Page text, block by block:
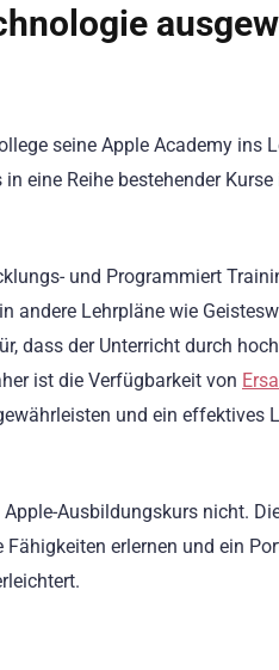
seine Apple Academy ins
eine Reihe bestehender
und Programmiert
andere Lehrpläne wie
dass der Unterricht durch
ist die Verfügbarkeit von
und ein effektives
Ausbildungskurs nicht.
erlernen und ein